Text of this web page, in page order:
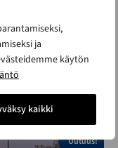
ja
käytön
kaikki
Uutuus!